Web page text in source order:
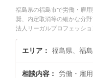
福島県の福島市で労働・雇
奨、内定取消等の細かな分
法人リーガルプロフェッシ
反のトラブルを今すぐに弁
きる福島市内の弁護士に相
エリア 福島県、福
相談内容 労働・雇